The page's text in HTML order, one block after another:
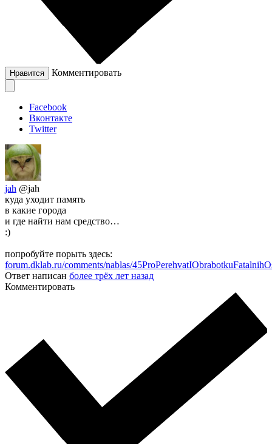
Нравится Комментировать
Facebook
Вконтакте
Twitter
jah @jah
куда уходит память
в какие города
и где найти нам средство…
:)
попробуйте порыть здесь:
forum.dklab.ru/comments/nablas/
Ответ написан более трёх лет назад
Комментировать